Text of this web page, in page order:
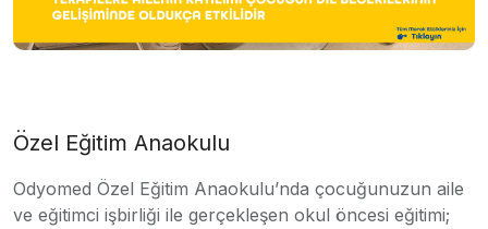
Özel Eğitim Anaokulu
Odyomed Özel Eğitim Anaokulu’nda çocuğunuzun aile
ve eğitimci işbirliği ile gerçekleşen okul öncesi eğitimi;